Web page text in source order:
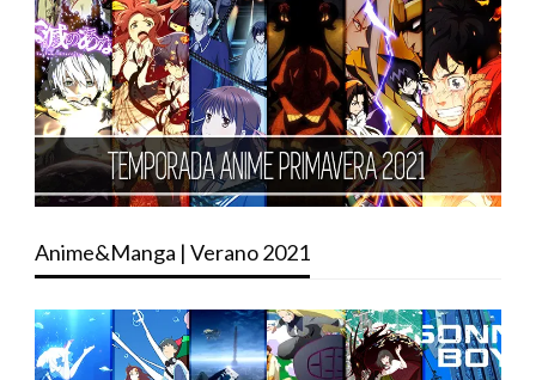
Anime&Manga | Verano 2021